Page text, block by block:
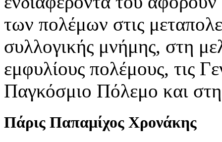
των πολέμων στις
συλλογικής μνήμης, στη
εμφυλίους πολέμους, τις
Παγκόσμιο Πόλεμο και
Πάρις Παπαμίχος Χρονάκης